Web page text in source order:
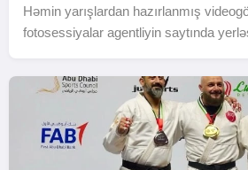
Həmin yarışlardan hazırlanmış
fotosessiyalar agentliyin saytında